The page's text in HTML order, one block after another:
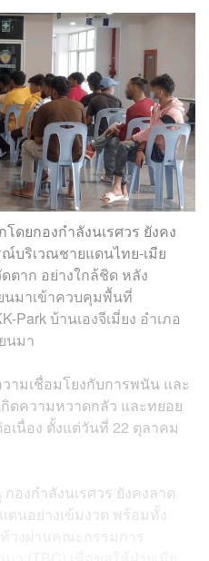
ดยกองกำลังนเรศวร ยังคง
บริเวณชายแดนไทย-เมีย
ตาก อย่างใกล้ชิด หลัง
มาเข้าควบคุมพื้นที่
Park บ้านเองจีเมี่ยง อำเภอ
นมา
มเชื่อมโยงกับการพนัน และ
ดความหวาดกลัว และทยอย
เนื่อง ตั้งแต่วันที่ 22 ตุลาคม
งกำลังนเรศวร ยังคงลาด
ดนอย่างเข้มงวด พร้อมทั้ง
วงผ่านคณะกรรมการ